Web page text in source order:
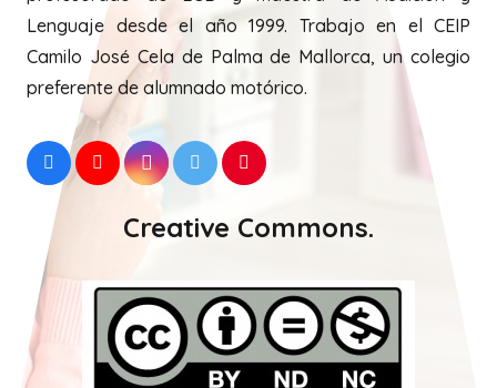
Lenguaje desde el año 1999. Trabajo en el CEIP
Camilo José Cela de Palma de Mallorca, un colegio
preferente de alumnado motórico.
Creative Commons.